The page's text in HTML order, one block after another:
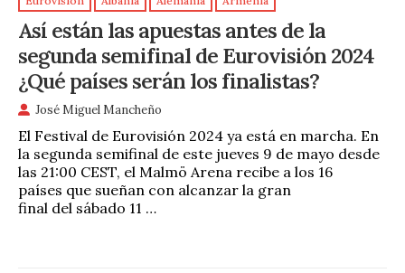
Así están las apuestas antes de la
segunda semifinal de Eurovisión 2024
¿Qué países serán los finalistas?
José Miguel Mancheño
El Festival de Eurovisión 2024 ya está en marcha. En
la segunda semifinal de este jueves 9 de mayo desde
las 21:00 CEST, el Malmö Arena recibe a los 16
países que sueñan con alcanzar la gran
final del sábado 11 …